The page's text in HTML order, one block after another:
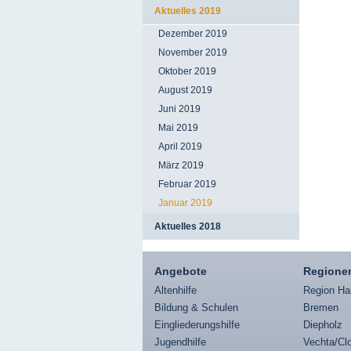
Aktuelles 2019
Dezember 2019
November 2019
Oktober 2019
August 2019
Juni 2019
Mai 2019
April 2019
März 2019
Februar 2019
Januar 2019
Aktuelles 2018
Angebote
Altenhilfe
Bildung & Schulen
Eingliederungshilfe
Jugendhilfe
Region
Bremen
Diepholz
Vechta/